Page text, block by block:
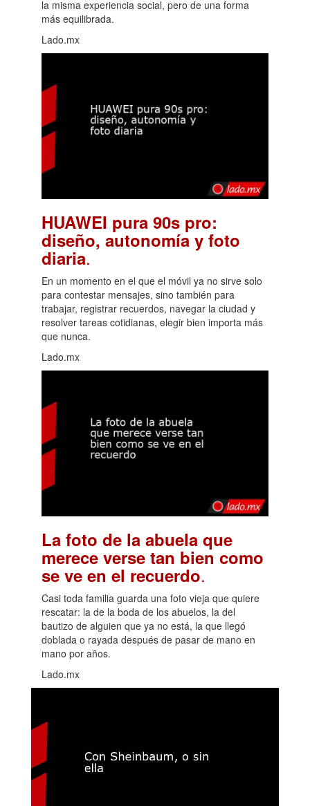
la misma experiencia social, pero de una forma
más equilibrada.
Lado.mx
HUAWEI pura 90s pro:
diseño, autonomía y foto
diaria.
En un momento en el que el móvil ya no sirve solo
para contestar mensajes, sino también para
trabajar, registrar recuerdos, navegar la ciudad y
resolver tareas cotidianas, elegir bien importa más
que nunca.
Lado.mx
La foto de la abuela que
merece verse tan bien como
se ve en el recuerdo.
Casi toda familia guarda una foto vieja que quiere
rescatar: la de la boda de los abuelos, la del
bautizo de alguien que ya no está, la que llegó
doblada o rayada después de pasar de mano en
mano por años.
Lado.mx